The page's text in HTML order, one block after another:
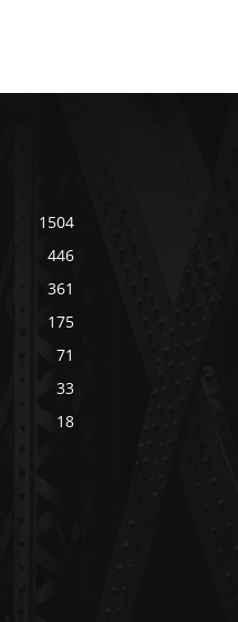
1504
446
361
175
71
33
18